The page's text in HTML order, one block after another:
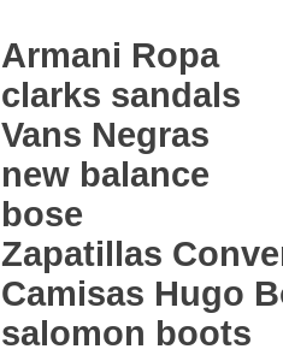
Armani Ropa
clarks sandals
Vans Negras
new balance
bose
Zapatillas
Camisas Hugo
salomon boots